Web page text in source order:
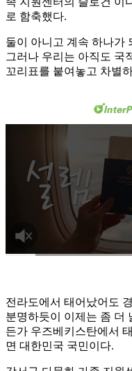
로 함축했다.
둘이 아니고 계속 하나가
그러나 우리는 아직도 국
꼬리표를 붙여놓고 차별
전라도에서 태어났어도
분명하듯이 이제는 좀 더
든가 우즈베키스탄에서
면 대한민국 국민이다.